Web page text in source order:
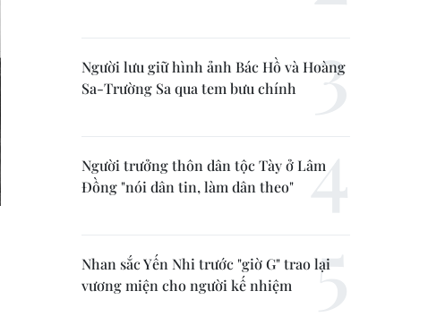
Người lưu giữ hình ảnh Bác Hồ và Hoàng
Sa-Trường Sa qua tem bưu chính
Người trưởng thôn dân tộc Tày ở Lâm
Đồng "nói dân tin, làm dân theo"
Nhan sắc Yến Nhi trước "giờ G" trao lại
vương miện cho người kế nhiệm